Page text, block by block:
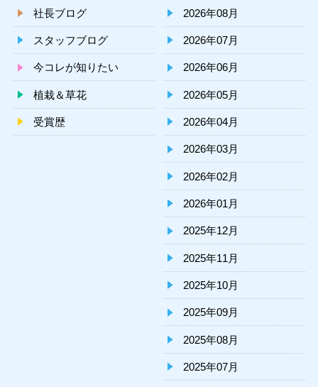
社長ブログ
スタッフブログ
今コレが知りたい
植栽＆草花
受賞歴
2026年08月
2026年07月
2026年06月
2026年05月
2026年04月
2026年03月
2026年02月
2026年01月
2025年12月
2025年11月
2025年10月
2025年09月
2025年08月
2025年07月